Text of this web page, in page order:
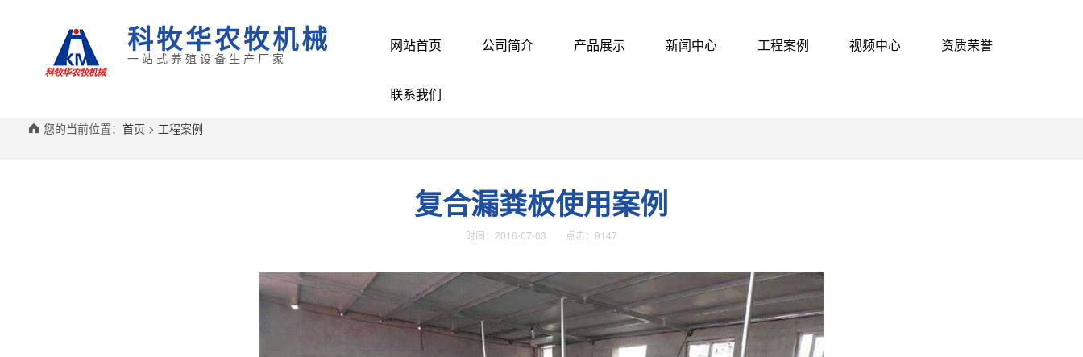
科牧华农牧机械
一站式养殖设备生产厂家
网站首页 公司简介 产品展示 新闻中心 工程案例 视频中心 资质荣誉
联系我们
您的当前位置： 首页 > 工程案例
复合漏粪板使用案例
时间：2016-07-03 点击：9147